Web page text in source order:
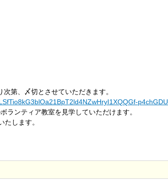
第、〆切とさせていただきます。
ンティア教室を見学していただけます。
します。